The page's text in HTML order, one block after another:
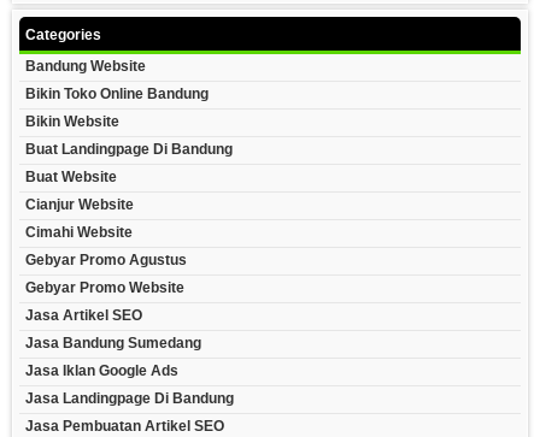
Categories
Bandung Website
Bikin Toko Online Bandung
Bikin Website
Buat Landingpage Di Bandung
Buat Website
Cianjur Website
Cimahi Website
Gebyar Promo Agustus
Gebyar Promo Website
Jasa Artikel SEO
Jasa Bandung Sumedang
Jasa Iklan Google Ads
Jasa Landingpage Di Bandung
Jasa Pembuatan Artikel SEO